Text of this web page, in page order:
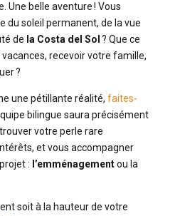
Une belle aventure ! Vous
du soleil permanent, de la vue
de la Costa del Sol ? Que ce
recevoir votre famille,
?
une pétillante réalité, faites-
bilingue saura précisément
votre perle rare
et vous accompagner
: l’emménagementou la
soit à la hauteur de votre